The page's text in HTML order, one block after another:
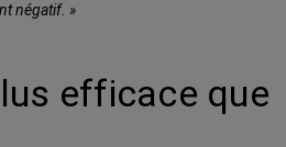
négatif. »
efficace que